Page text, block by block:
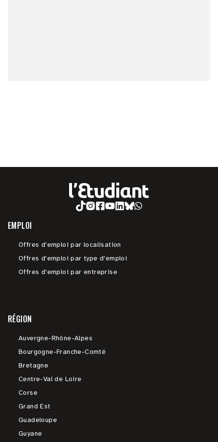
EMPLOI
Offres d'emploi par localisation
Offres d'emploi par type d'emploi
Offres d'emploi par entreprise
RÉGION
Auvergne-Rhône-Alpes
Bourgogne-Franche-Comté
Bretagne
Centre-Val de Loire
Corse
Grand Est
Guadeloupe
Guyane